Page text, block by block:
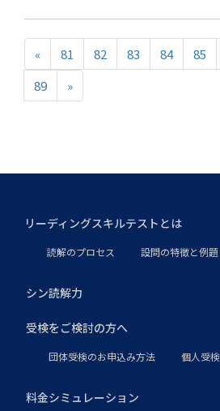
« 81 82 83 84 85
89
»
リーディングスキルテストとは
読解のプロセス 設問の特徴と例題
シン読解力
受検をご検討の方へ
団体受検のお申込み方法 個人受
料金シミュレーション